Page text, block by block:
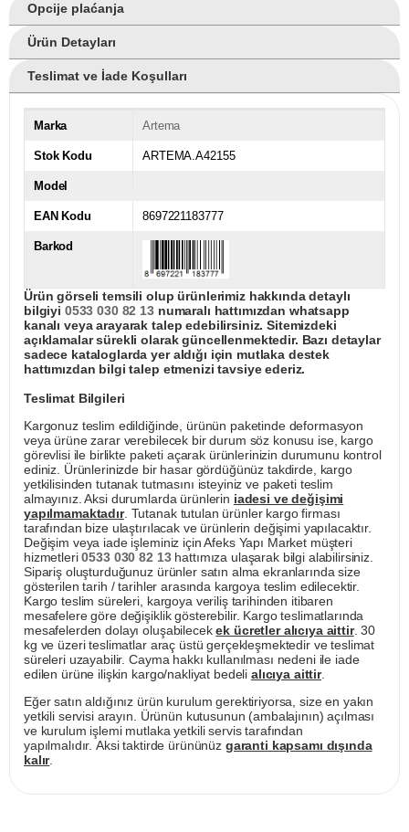
Opcije plaćanja
Ürün Detayları
Teslimat ve İade Koşulları
Marka Artema
Stok Kodu ARTEMA.A42155
Model
EAN Kodu 8697221183777
Barkod
Ürün görseli temsili olup ürünlerimiz hakkında detaylı
bilgiyi 0533 030 82 13numaralı hattımızdan whatsapp
kanalı veya arayarak talep edebilirsiniz. Sitemizdeki
açıklamalar sürekli olarak güncellenmektedir. Bazı detaylar
sadece kataloglarda yer aldığı için mutlaka destek
hattımızdan bilgi talep etmenizi tavsiye ederiz.
Teslimat Bilgileri
Kargonuz teslim edildiğinde, ürünün paketinde deformasyon
veya ürüne zarar verebilecek bir durum söz konusu ise, kargo
görevlisi ile birlikte paketi açarak ürünlerinizin durumunu kontrol
ediniz. Ürünlerinizde bir hasar gördüğünüz takdirde, kargo
yetkilisinden tutanak tutmasını isteyiniz ve paketi teslim
almayınız. Aksi durumlarda ürünlerin iadesi ve değişimi
yapılmamaktadır. Tutanak tutulan ürünler kargo firması
tarafından bize ulaştırılacak ve ürünlerin değişimi yapılacaktır.
Değişim veya iade işleminiz için Afeks Yapı Market müşteri
hizmetleri0533 030 82 13hattımıza ulaşarak bilgi alabilirsiniz.
Sipariş oluşturduğunuz ürünler satın alma ekranlarında size
gösterilen tarih / tarihler arasında kargoya teslim edilecektir.
Kargo teslim süreleri, kargoya veriliş tarihinden itibaren
mesafelere göre değişiklik gösterebilir. Kargo teslimatlarında
mesafelerden dolayı oluşabilecekek ücretler alıcıya aittir. 30
kg ve üzeri teslimatlar araç üstü gerçekleşmektedir ve teslimat
süreleri uzayabilir. Cayma hakkı kullanılması nedeni ile iade
edilen ürüne ilişkin kargo/nakliyat bedeli alıcıya aittir.
Eğer satın aldığınız ürün kurulum gerektiriyorsa, size en yakın
yetkili servisi arayın. Ürünün kutusunun (ambalajının) açılması
ve kurulum işlemi mutlaka yetkili servis tarafından
yapılmalıdır. Aksi taktirde ürününüz garanti kapsamı dışında
kalır.